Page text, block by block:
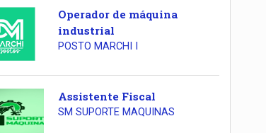
Operador de máquina
industrial
POSTO MARCHI I
Assistente Fiscal
SM SUPORTE MAQUINAS